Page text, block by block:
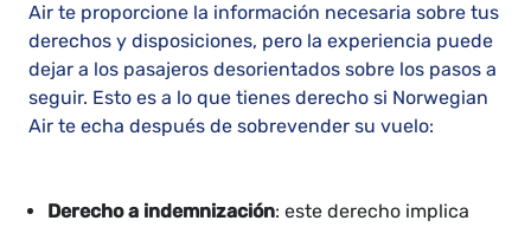
Air te proporcione la información necesaria sobre tus
derechos y disposiciones, pero la experiencia puede
dejar a los pasajeros desorientados sobre los pasos a
seguir. Esto es a lo que tienes derecho si Norwegian
Air te echa después de sobrevender su vuelo:
Derecho a indemnización: este derecho implica